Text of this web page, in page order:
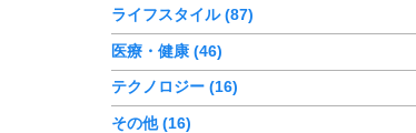
ライフスタイル (87)
医療・健康 (46)
テクノロジー (16)
その他 (16)